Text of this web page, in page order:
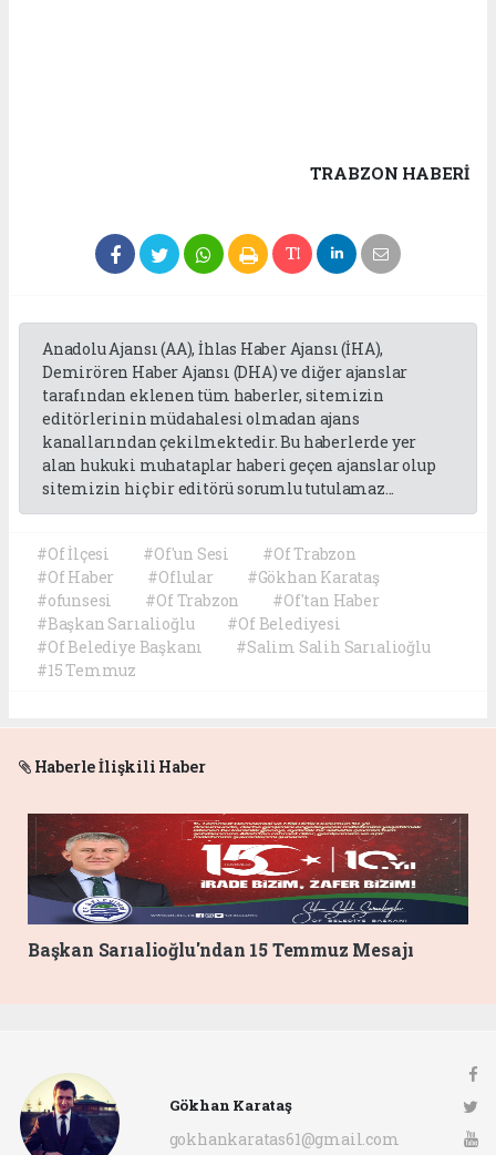
TRABZON HABERİ
Anadolu Ajansı (AA), İhlas Haber Ajansı (İHA),
Demirören Haber Ajansı (DHA) ve diğer ajanslar
tarafından eklenen tüm haberler, sitemizin
editörlerinin müdahalesi olmadan ajans
kanallarından çekilmektedir. Bu haberlerde yer
alan hukuki muhataplar haberi geçen ajanslar olup
sitemizin hiç bir editörü sorumlu tutulamaz...
#Of İlçesi #Of'un Sesi
#Of Trabzon
#Of Haber
#Oflular
#Gökhan Karataş
#ofunsesi
#Of Trabzon
#Of'tan Haber
#Başkan Sarıalioğlu
#Of Belediyesi
#Of Belediye Başkanı
#Salim Salih Sarıalioğlu
#15 Temmuz
Haberle İlişkili Haber
Başkan Sarıalioğlu'ndan 15 Temmuz Mesajı
Gökhan Karataş
gokhankaratas61@gmail.com